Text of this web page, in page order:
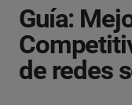
Guía:
de redes